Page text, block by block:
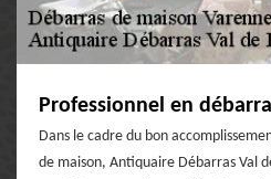
Professionnel en
Dans le cadre du bon
de maison, Antiquaire Débarras Val